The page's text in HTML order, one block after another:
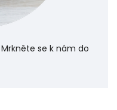
se k nám do